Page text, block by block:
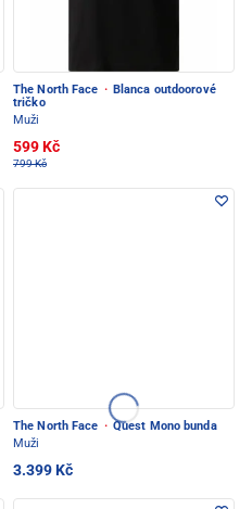
The North Face · Blanca outdoorové
tričko
Muži
599 Kč
799 Kč
The North Face · Quest Mono bunda
Muži
3.399 Kč